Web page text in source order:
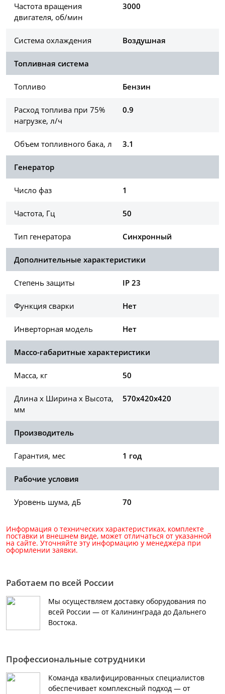
Частота вращения
двигателя, об/мин
3000
Система охлаждения Воздушная
Топливная система
Топливо Бензин
Расход топлива при 75%
нагрузке, л/ч
0.9
Объем топливного бака, л 3.1
Генератор
Число фаз 1
Частота, Гц 50
Тип генератора Синхронный
Дополнительные характеристики
Степень защиты IP 23
Функция сварки Нет
Инверторная модель Нет
Массо-габаритные характеристики
Масса, кг 50
Длина х Ширина х Высота,
мм
570x420x420
Производитель
Гарантия, мес 1 год
Рабочие условия
Уровень шума, дБ 70
Информация о технических характеристиках, комплекте
поставки и внешнем виде, может отличаться от указанной
на сайте. Уточняйте эту информацию у менеджера при
оформлении заявки.
Работаем по всей России
Мы осуществляем доставку оборудования по
всей России — от Калининграда до Дальнего
Востока.
Профессиональные сотрудники
Команда квалифицированных специалистов
обеспечивает комплексный подход — от